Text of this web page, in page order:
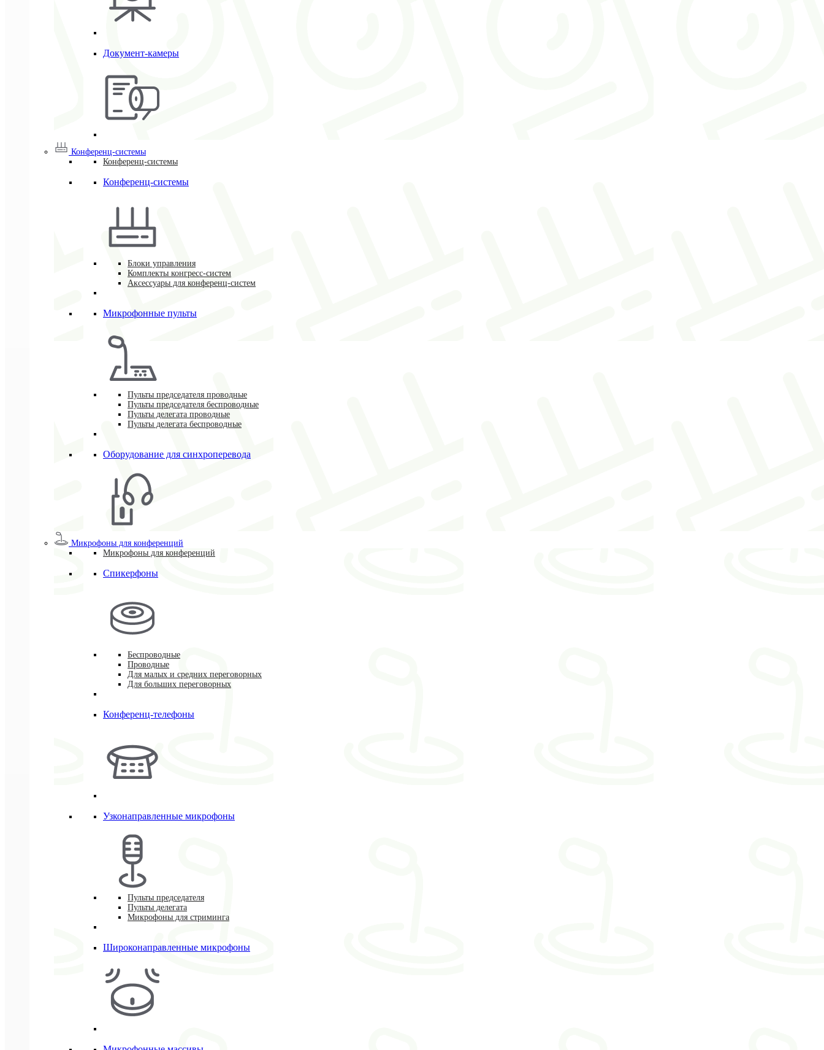
Документ-камеры
Конференц-системы
Конференц-системы
Конференц-системы
Блоки управления
Комплекты конгресс-систем
Аксессуары для конференц-систем
Микрофонные пульты
Пульты председателя проводные
Пульты председателя беспроводные
Пульты делегата проводные
Пульты делегата беспроводные
Оборудование для синхроперевода
Микрофоны для конференций
Микрофоны для конференций
Спикерфоны
Беспроводные
Проводные
Для малых и средних переговорных
Для больших переговорных
Конференц-телефоны
Узконаправленные микрофоны
Пульты председателя
Пульты делегата
Микрофоны для стриминга
Широконаправленные микрофоны